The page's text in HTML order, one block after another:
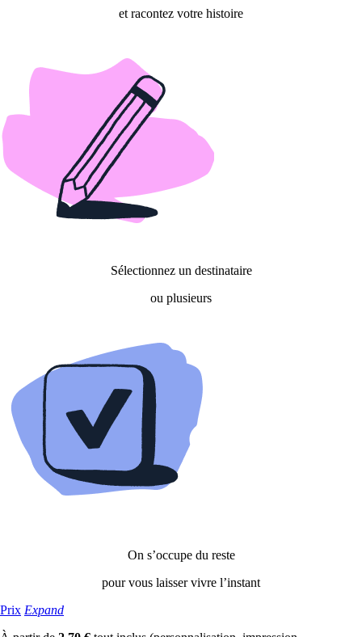
et racontez votre histoire
Sélectionnez un destinataire
ou plusieurs
On s’occupe du reste
pour vous laisser vivre l’instant
Prix Expand